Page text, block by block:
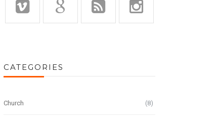
CATEGORIES
Church (8)